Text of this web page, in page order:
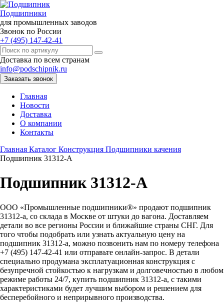
Подшипники
для промышленных заводов
Звонок по России
+7 (495) 147-42-41
Доставка по всем странам
info@podschipnik.ru
Заказать звонок
Главная
Новости
Доставка
О компании
Контакты
Главная Каталог Конструкция Подшипники качения
Подшипник 31312-A
Подшипник 31312-A
ООО «Промышленные подшипники®» продают подшипник
31312-a, со склада в Москве от штуки до вагона. Доставляем
детали во все регионы России и ближайшие страны СНГ. Для
того чтобы подобрать или узнать актуальную цену на
подшипник 31312-a, можно позвонить нам по номеру телефона
+7 (495) 147-42-41 или отправьте онлайн-запрос. В детали
специально продумана эксплатуационная конструкция с
безупречной стойкостью к нагрузкам и долговечностью в любом
режиме работы 24/7, купить подшипник 31312-a, с такими
характеристиками будет лучшим выбором и решением для
бесперебойного и неприрывного производства.